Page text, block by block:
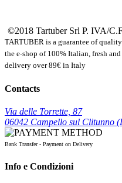
©2018 Tartuber Srl P. IVA/
TARTUBER is a guarantee of
the e-shop of 100% Italian, fresh
delivery over 89€ in Italy
Contacts
Via delle Torrette, 87
06042 Campello sul Clitunno
Bank Transfer - Payment on Delivery
Info e Condizioni